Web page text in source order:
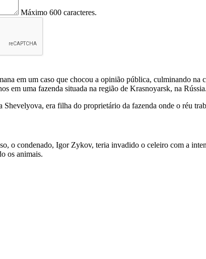
Máximo 600 caracteres.
em um caso que chocou a opinião pública, culminando
em uma fazenda situada na região de Krasnoyarsk, na Rússia.
era filha do proprietário da fazenda onde o réu
o condenado, Igor Zykov, teria invadido o celeiro com a
os animais.